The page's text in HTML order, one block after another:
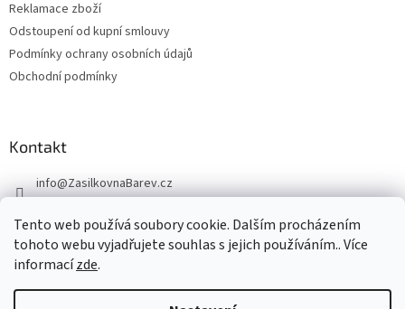
Tento web používá soubory cookie. Dalším procházením
tohoto webu vyjadřujete souhlas s jejich používáním.. Více
informacízde.
Reklamace zboží
Odstoupení od kupní smlouvy
Podmínky ochrany osobních údajů
Obchodní podmínky
Kontakt
info@ZasilkovnaBarev.cz